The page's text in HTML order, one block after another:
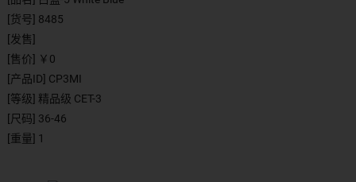
[货号] 8485
[发售]
[售价] ￥0
[产品ID] CP3MI
[等级] 精品级 CET-3
[尺码] 36-46
[重量] 1